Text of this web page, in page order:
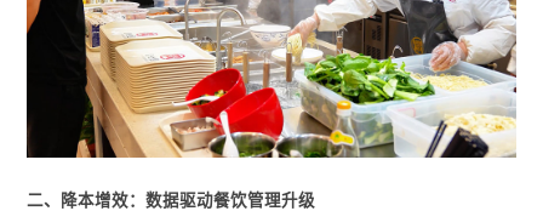
二、降本增效：数据驱动餐饮管理升级